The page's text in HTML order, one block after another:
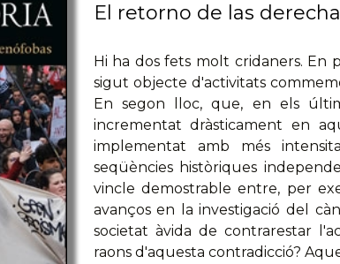
El retorno de las
Hi ha dos fets molt cridaners. En
sigut objecte d'activitats
En segon lloc, que, en els
incrementat dràsticament en
implementat amb més
seqüències històriques
vincle demostrable entre, per
avanços en la investigació del
societat àvida de contrarestar
raons d'aquesta contradicció?